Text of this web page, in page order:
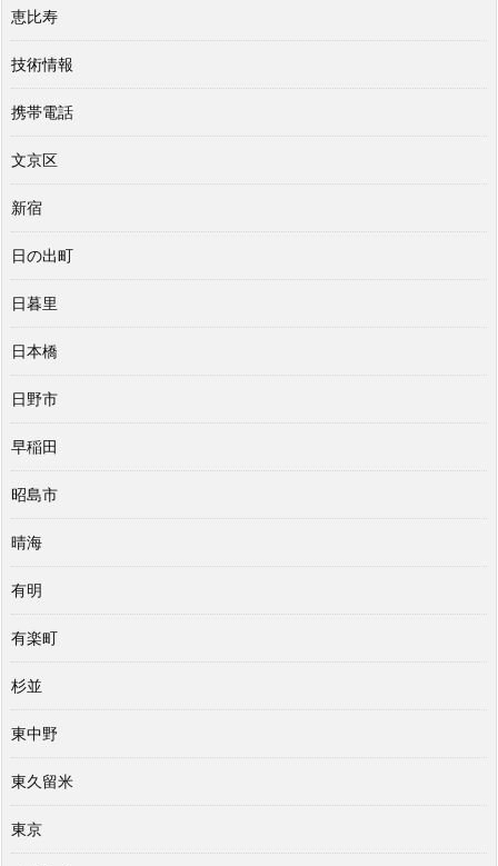
恵比寿
技術情報
携帯電話
文京区
新宿
日の出町
日暮里
日本橋
日野市
早稲田
昭島市
晴海
有明
有楽町
杉並
東中野
東久留米
東京